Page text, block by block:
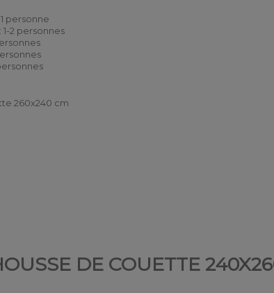
personne
1-2 personnes
260x240 cm
DE COUETTE